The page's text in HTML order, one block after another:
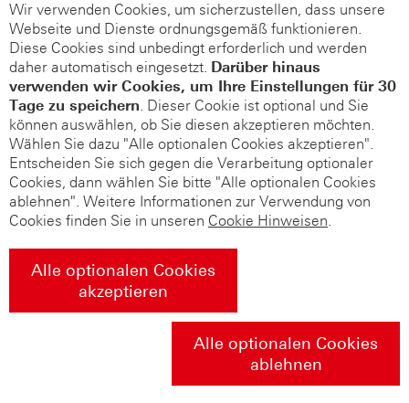
Wir verwenden Cookies, um sicherzustellen, dass unsere
Webseite und Dienste ordnungsgemäß funktionieren.
Diese Cookies sind unbedingt erforderlich und werden
daher automatisch eingesetzt. Darüber hinaus
verwenden wir Cookies, um Ihre Einstellungen für 30
Tage zu speichern. Dieser Cookie ist optional und Sie
können auswählen, ob Sie diesen akzeptieren möchten.
Wählen Sie dazu "Alle optionalen Cookies akzeptieren".
Entscheiden Sie sich gegen die Verarbeitung optionaler
Cookies, dann wählen Sie bitte "Alle optionalen Cookies
ablehnen". Weitere Informationen zur Verwendung von
Cookies finden Sie in unseren Cookie Hinweisen.
Alle optionalen Cookies
akzeptieren
Alle optionalen Cookies
ablehnen